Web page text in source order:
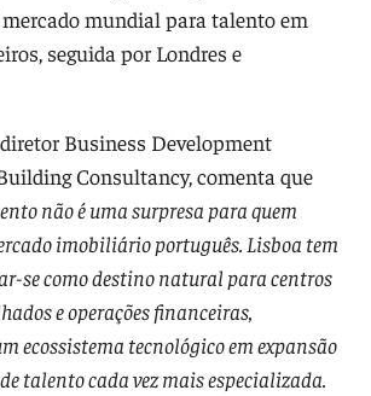
mundial para talento em
seguida por Londres e
Business Development
Consultancy, comenta que
não é uma surpresa para quem
imobiliário português. Lisboa tem
se como destino natural para centros
e operações financeiras,
ecossistema tecnológico em expansão
talento cada vez mais especializada.